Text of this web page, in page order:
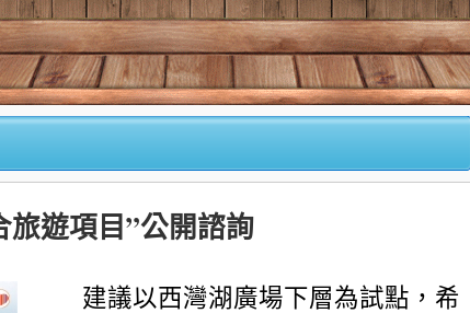
遊項目”公開諮詢
建議以西灣湖廣場下層為試點，希